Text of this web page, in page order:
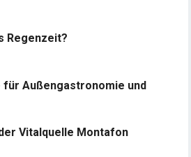
Regenzeit?
Außengastronomie und
Vitalquelle Montafon